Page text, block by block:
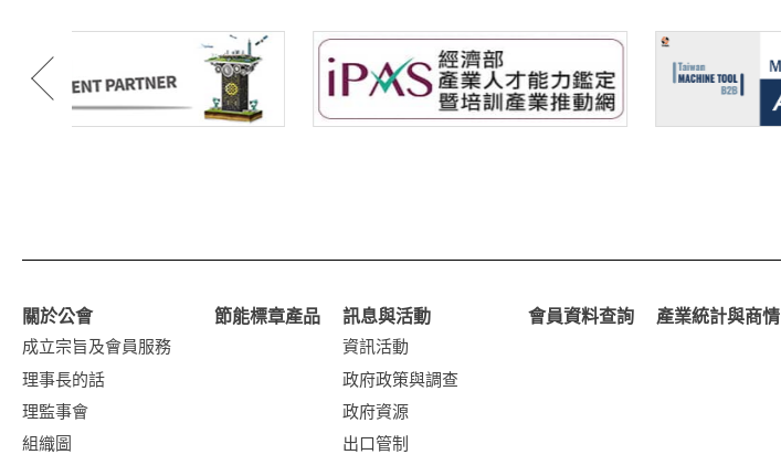
關於公會
成立宗旨及會員服務
理事長的話
理監事會
組織圖
節能標章產品
訊息與活動
資訊活動
政府政策與調查
政府資源
出口管制
會員資料查詢 產業統計與商情